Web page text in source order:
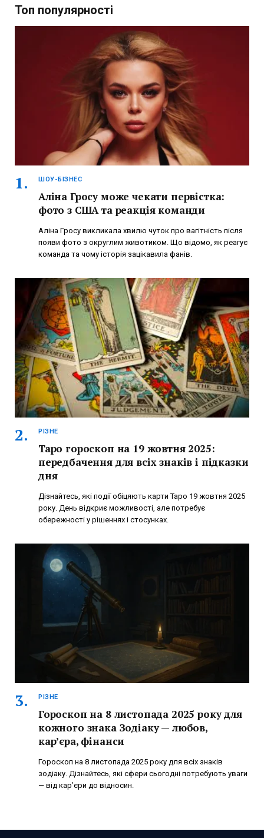
Топ популярності
ШОУ-БІЗНЕС
Аліна Гросу може чекати первістка:
фото з США та реакція команди
Аліна Гросу викликала хвилю чуток про вагітність після
появи фото з округлим животиком. Що відомо, як реагує
команда та чому історія зацікавила фанів.
РІЗНЕ
Таро гороскоп на 19 жовтня 2025:
передбачення для всіх знаків і підказки
дня
Дізнайтесь, які події обіцяють карти Таро 19 жовтня 2025
року. День відкриє можливості, але потребує
обережності у рішеннях і стосунках.
РІЗНЕ
Гороскоп на 8 листопада 2025 року для
кожного знака Зодіаку — любов,
кар’єра, фінанси
Гороскоп на 8 листопада 2025 року для всіх знаків
зодіаку. Дізнайтесь, які сфери сьогодні потребують уваги
— від кар’єри до відносин.